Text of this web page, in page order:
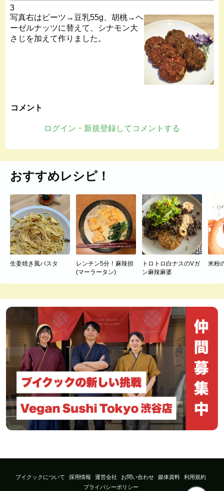
3
写真右はビーツ→豆乳55g、胡桃→ヘ
ーゼルナッツに替えて、シナモン大
さじを加えて作りました。
コメント
ログイン・新規登録してコメントする
おすすめレシピ！
生姜焼き風パスタ
レンチン5分！麻辣担
(マーラータン)
トロトロ白ナスのVガ
ン麻辣麻婆
米粉
ブイクックについて 採用情報 運営会社 お問い合わせ 媒体資料
利用規約
プライバシーポリシー